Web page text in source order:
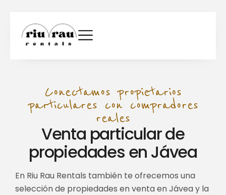
Conectamos propietarios
particulares con compradores
reales
Venta particular de
propiedades en Jávea
En Riu Rau Rentals también te ofrecemos una
selección de propiedades en venta en Jávea y la